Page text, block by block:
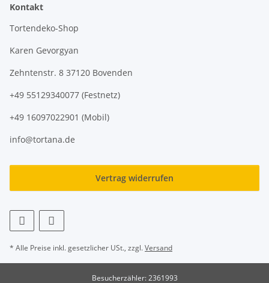
Kontakt
Tortendeko-Shop
Karen Gevorgyan
Zehntenstr. 8 37120 Bovenden
+49 55129340077 (Festnetz)
+49 16097022901 (Mobil)
info@tortana.de
Vertrag widerrufen
* Alle Preise inkl. gesetzlicher USt., zzgl.Versand
Besucherzähler: 2361993